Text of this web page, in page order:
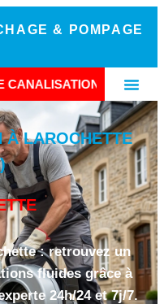
& POMPAGE
LAROCHETTE
À LAROCHETTE
: retrouvez un
fluides grâce à
24h/24 et 7j/7.